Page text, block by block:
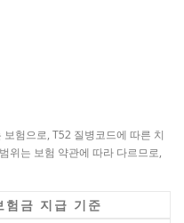
험으로, T52 질병코드에 따른 치
위는 보험 약관에 따라 다르므로,
험금 지급 기준